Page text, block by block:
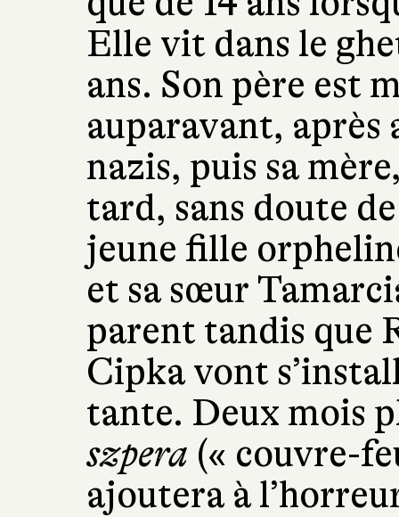
Elle vit dans le
ans. Son père est
auparavant, après
nazis, puis sa
tard, sans doute
jeune fille
et sa sœur
parent tandis que
Cipka vont
tante. Deux mois
szpera (« couvre-
ajoutera à